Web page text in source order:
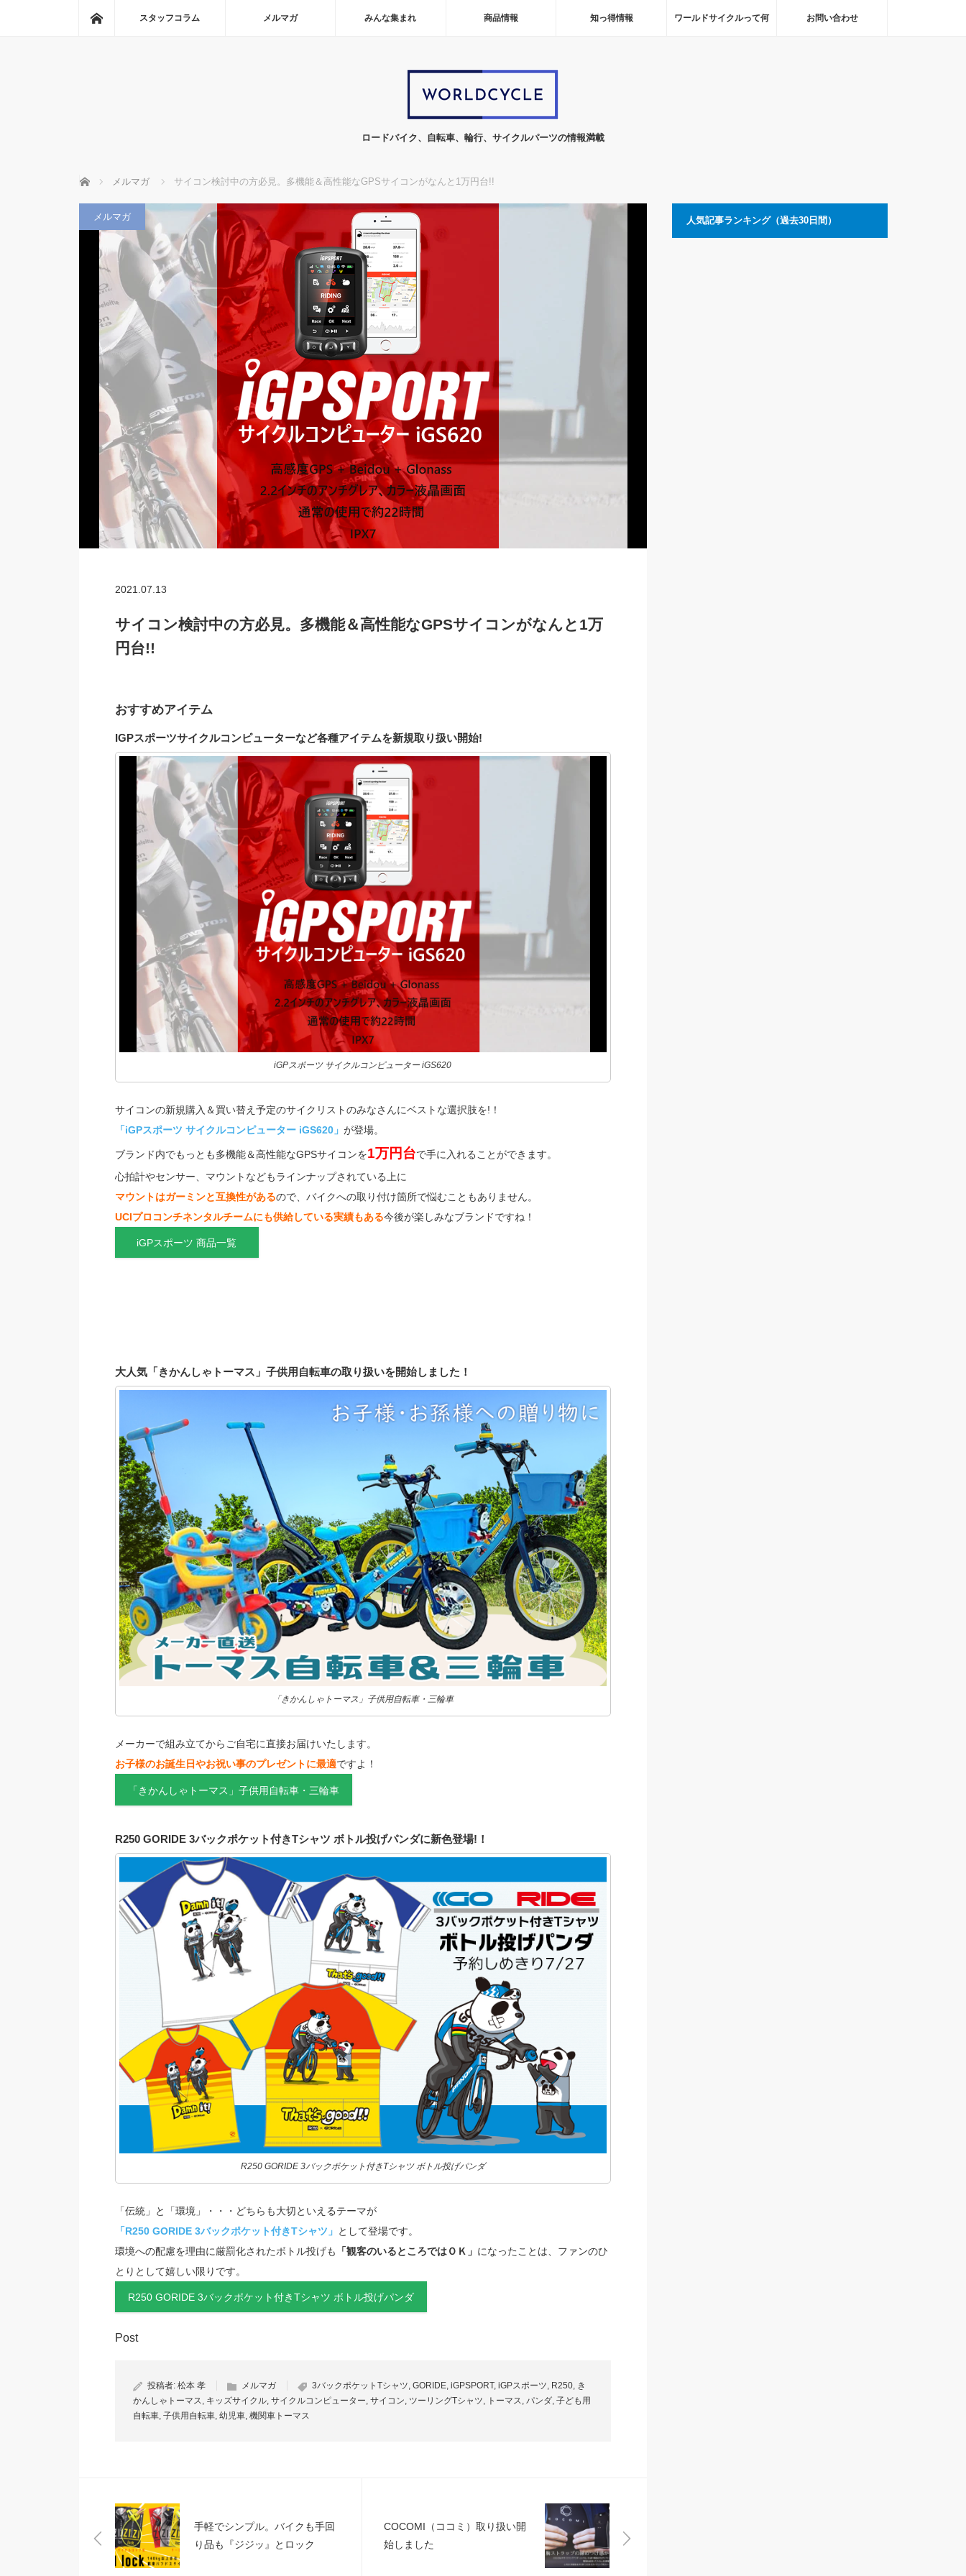
ホームスタッフコラム メルマガ みんな集まれ 商品情報 知っ得情報 ワールドサイクルって何 お問い合わせ
ロードバイク、自転車、輪行、サイクルパーツの情報満載
ホーム メルマガ サイコン検討中の方必見。多機能＆高性能なGPSサイコンがなんと1万円台!!
メルマガ
2021.07.13
サイコン検討中の方必見。多機能＆高性能なGPSサイコンがなんと1万
円台!!
おすすめアイテム
IGPスポーツサイクルコンピューターなど各種アイテムを新規取り扱い開始!
iGPスポーツ サイクルコンピューター iGS620
サイコンの新規購入＆買い替え予定のサイクリストのみなさんにベストな選択肢を!！
「iGPスポーツ サイクルコンピューター iGS620」 が登場。
ブランド内でもっとも多機能＆高性能なGPSサイコンを1万円台で手に入れることができます。
心拍計やセンサー、マウントなどもラインナップされている上に
マウントはガーミンと互換性があるので、バイクへの取り付け箇所で悩むこともありません。
UCIプロコンチネンタルチームにも供給している実績もある今後が楽しみなブランドですね！
iGPスポーツ 商品一覧
大人気「きかんしゃトーマス」子供用自転車の取り扱いを開始しました！
「きかんしゃトーマス」子供用自転車・三輪車
メーカーで組み立てからご自宅に直接お届けいたします。
お子様のお誕生日やお祝い事のプレゼントに最適ですよ！
「きかんしゃトーマス」子供用自転車・三輪車
R250 GORIDE 3バックポケット付きTシャツ ボトル投げパンダに新色登場!！
R250 GORIDE 3バックポケット付きTシャツ ボトル投げパンダ
「伝統」と「環境」・・・どちらも大切といえるテーマが
「R250 GORIDE 3バックポケット付きTシャツ」 として登場です。
環境への配慮を理由に厳罰化されたボトル投げも 「観客のいるところではＯＫ」 になったことは、ファンのひ
とりとして嬉しい限りです。
R250 GORIDE 3バックポケット付きTシャツ ボトル投げパンダ
Post
投稿者: 松本 孝 メルマガ 3バックポケットTシャツ, GORIDE, iGPSPORT, iGPスポーツ, R250, き
かんしゃトーマス, キッズサイクル, サイクルコンピューター, サイコン, ツーリングTシャツ, トーマス, パンダ, 子ども用
自転車, 子供用自転車, 幼児車, 機関車トーマス
手軽でシンプル。バイクも手回
り品も『ジジッ』とロック
COCOMI（ココミ）取り扱い開
始しました
人気記事ランキング（過去30日間）